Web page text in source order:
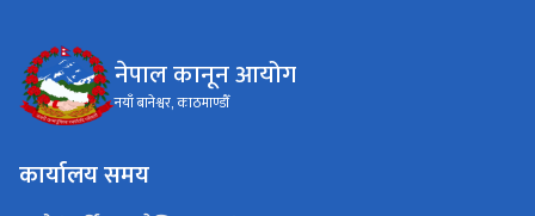
नेपाल कानून आयोग
नयाँ बानेश्वर, काठमाण्डौँ
कार्यालय समय